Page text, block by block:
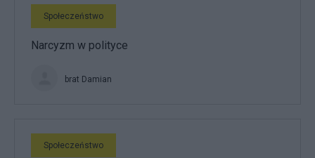
Społeczeństwo
Narcyzm w polityce
brat Damian
Społeczeństwo